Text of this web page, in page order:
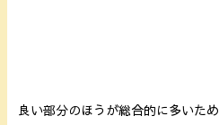
良い部分のほうが総合的に多いため